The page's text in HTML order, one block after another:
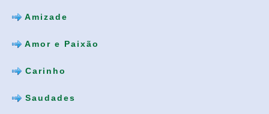
Amizade
Amor e Paixão
Carinho
Saudades